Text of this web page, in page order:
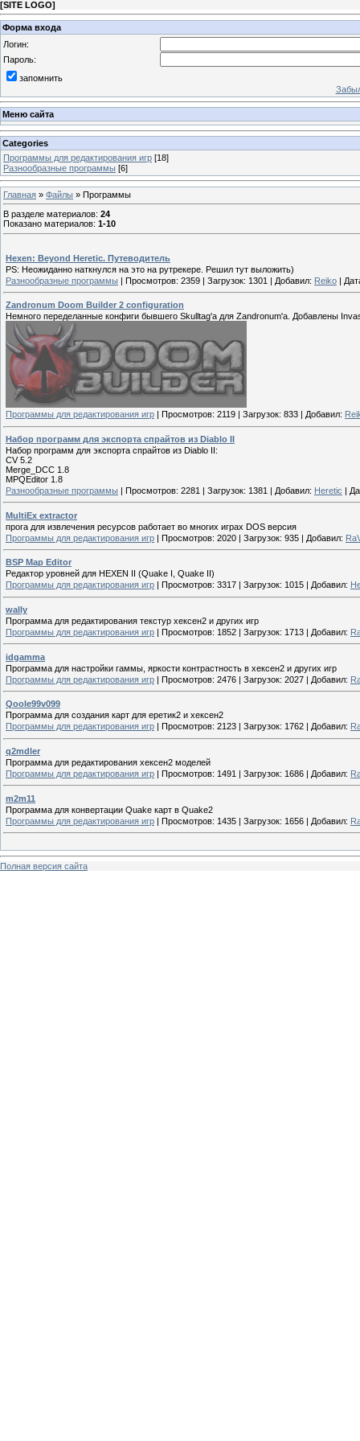
[SITE LOGO]
Форма входа
Логин:
Пароль:
запомнить
Меню сайта
Categories
Программы для редактирования игр [18]
Разнообразные программы [6]
Главная » Файлы » Программы
В разделе материалов: 24
Показано материалов: 1-10
Hexen: Beyond Heretic. Путеводитель
PS: Неожиданно наткнулся на это на рутрекере. Решил тут выложить)
Разнообразные программы | Просмотров: 2359 | Загрузок: 1301 | Добавил: Reiko |
Zandronum Doom Builder 2 configuration
Немного переделанные конфиги бывшего Skulltag'a для Zandronum'a. Добавлены
Программы для редактирования игр Просмотров: 2119 Загрузок: 833 Добавил:
Набор программ для экспорта спрайтов из Diablo II
Набор программ для экспорта спрайтов из Diablo II:
CV 5.2
Merge_DCC 1.8
MPQEditor 1.8
Разнообразные программы | Просмотров: 2281 | Загрузок: 1381 | Добавил: Heretic |
MultiEx extractor
прога для извлечения ресурсов работает во многих играх DOS версия
Программы для редактирования игр | Просмотров: 2020 | Загрузок: 935 | Добавил:
BSP Map Editor
Редактор уровней для HEXEN II (Quake I, Quake II)
Программы для редактирования игр
Просмотров: 3317 Загрузок: 1015 Добавил:
wally
Программа для редактирования текстур хексен2 и других игр
Программы для редактирования игр | Просмотров: 1852 | Загрузок: 1713 | Добавил:
idgamma
Программа для настройки гаммы, яркости контрастность в хексен2 и других игр
Программы для редактирования игр | Просмотров: 2476 | Загрузок: 2027 | Добавил:
Qoole99v099
Программа для создания карт для еретик2 и хексен2
Программы для редактирования игр
Просмотров: 2123 Загрузок: 1762 Добавил:
q2mdler
Программа для редактирования хексен2 моделей
Программы для редактирования игр | Просмотров: 1491 | Загрузок: 1686 | Добавил:
m2m11
Программа для конвертации Quake карт в Quake2
Программы для редактирования игр | Просмотров: 1435 | Загрузок: 1656 | Добавил:
Полная версия сайта